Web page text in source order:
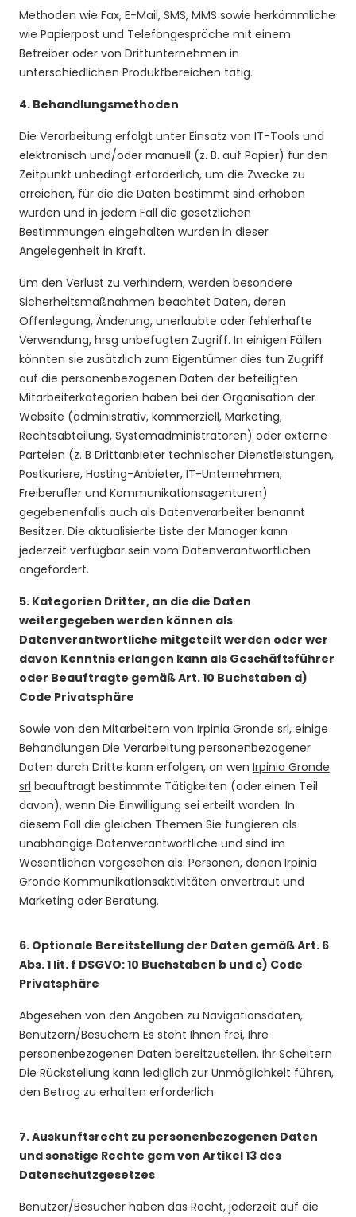
Methoden wie Fax, E-Mail, SMS, MMS sowie herkömmliche
wie Papierpost und Telefongespräche mit einem
Betreiber oder von Drittunternehmen in
unterschiedlichen Produktbereichen tätig.
4. Behandlungsmethoden
Die Verarbeitung erfolgt unter Einsatz von IT-Tools und
elektronisch und/oder manuell (z. B. auf Papier) für den
Zeitpunkt unbedingt erforderlich, um die Zwecke zu
erreichen, für die die Daten bestimmt sind erhoben
wurden und in jedem Fall die gesetzlichen
Bestimmungen eingehalten wurden in dieser
Angelegenheit in Kraft.
Um den Verlust zu verhindern, werden besondere
Sicherheitsmaßnahmen beachtet Daten, deren
Offenlegung, Änderung, unerlaubte oder fehlerhafte
Verwendung, hrsg unbefugten Zugriff. In einigen Fällen
könnten sie zusätzlich zum Eigentümer dies tun Zugriff
auf die personenbezogenen Daten der beteiligten
Mitarbeiterkategorien haben bei der Organisation der
Website (administrativ, kommerziell, Marketing,
Rechtsabteilung, Systemadministratoren) oder externe
Parteien (z. B Drittanbieter technischer Dienstleistungen,
Postkuriere, Hosting-Anbieter, IT-Unternehmen,
Freiberufler und Kommunikationsagenturen)
gegebenenfalls auch als Datenverarbeiter benannt
Besitzer. Die aktualisierte Liste der Manager kann
jederzeit verfügbar sein vom Datenverantwortlichen
angefordert.
5. Kategorien Dritter, an die die Daten
weitergegeben werden können als
Datenverantwortliche mitgeteilt werden oder wer
davon Kenntnis erlangen kann als Geschäftsführer
oder Beauftragte gemäß Art. 10 Buchstaben d)
Code Privatsphäre
Sowie von den Mitarbeitern von Irpinia Gronde srl, einige
Behandlungen Die Verarbeitung personenbezogener
Daten durch Dritte kann erfolgen, an wen Irpinia Gronde
srl beauftragt bestimmte Tätigkeiten (oder einen Teil
davon), wenn Die Einwilligung sei erteilt worden. In
diesem Fall die gleichen Themen Sie fungieren als
unabhängige Datenverantwortliche und sind im
Wesentlichen vorgesehen als: Personen, denen Irpinia
Gronde Kommunikationsaktivitäten anvertraut und
Marketing oder Beratung.
6. Optionale Bereitstellung der Daten gemäß Art. 6
Abs. 1 lit. f DSGVO: 10 Buchstaben b und c) Code
Privatsphäre
Abgesehen von den Angaben zu Navigationsdaten,
Benutzern/Besuchern Es steht Ihnen frei, Ihre
personenbezogenen Daten bereitzustellen. Ihr Scheitern
Die Rückstellung kann lediglich zur Unmöglichkeit führen,
den Betrag zu erhalten erforderlich.
7.Auskunftsrecht zu personenbezogenen Daten
und sonstige Rechte gem von Artikel 13 des
Datenschutzgesetzes
Benutzer/Besucher haben das Recht, jederzeit auf die